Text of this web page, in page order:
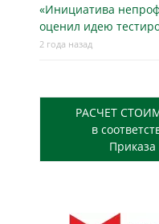
«Инициатива
оценил идею
2 года назад
РАСЧЕТ
в